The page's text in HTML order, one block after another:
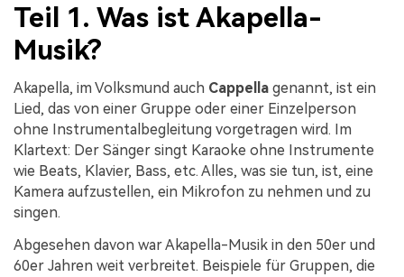
Teil 1. Was ist Akapella-
Musik?
Akapella, im Volksmund auch Cappella genannt, ist ein
Lied, das von einer Gruppe oder einer Einzelperson
ohne Instrumentalbegleitung vorgetragen wird. Im
Klartext: Der Sänger singt Karaoke ohne Instrumente
wie Beats, Klavier, Bass, etc. Alles, was sie tun, ist, eine
Kamera aufzustellen, ein Mikrofon zu nehmen und zu
singen.
Abgesehen davon war Akapella-Musik in den 50er und
60er Jahren weit verbreitet. Beispiele für Gruppen, die